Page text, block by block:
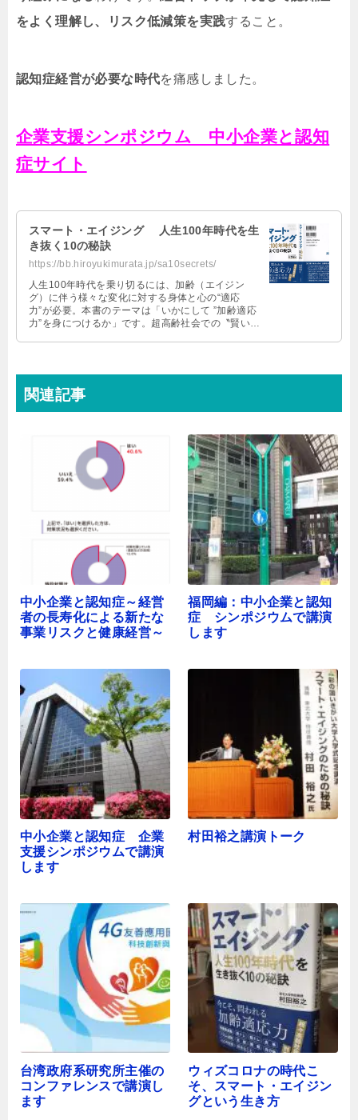
をよく理解し、リスク低減策を実践すること。
認知症経営が必要な時代を痛感しました。
企業支援シンポジウム 中小企業と認知
症サイト
スマート・エイジング 人生100年時代を生
き抜く10の秘訣
https://bb.hiroyukimurata.jp/sa10secrets/
人生100年時代を乗り切るには、加齢（エイジン
グ）に伴う様々な変化に対する身体と心の“適応
力”が必要。本書のテーマは「いかにして ”加齢適応
力”を身につけるか」です。超高齢社会での〝賢い〟
関連記事
中小企業と認知症～経営
者の長寿化による新たな
事業リスクと健康経営～
福岡編：中小企業と認知
症 シンポジウムで講演
します
中小企業と認知症 企業
支援シンポジウムで講演
します
村田裕之講演トーク
台湾政府系研究所主催の
コンファレンスで講演し
ます
ウィズコロナの時代こ
そ、スマート・エイジン
グという生き方